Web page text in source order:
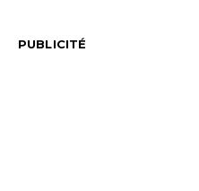
PUBLICITÉ